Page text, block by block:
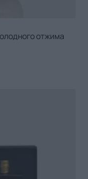
отжима